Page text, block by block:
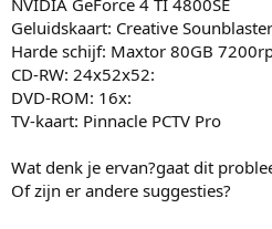
Geluidskaart: Creative
Harde schijf: Maxtor 80GB
CD-RW: 24x52x52:
DVD-ROM: 16x:
TV-kaart: Pinnacle PCTV Pro
Wat denk je ervan?gaat dit
Of zijn er andere suggesties?